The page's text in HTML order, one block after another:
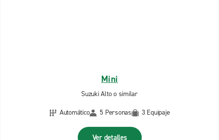
Mini
Suzuki Alto o similar
Automático
5 Personas 3 Equipaje
Ver detalles